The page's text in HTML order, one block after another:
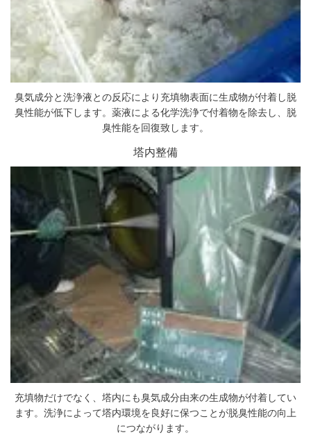
臭気成分と洗浄液との反応により充填物表面に生成物が付着し脱
臭性能が低下します。薬液による化学洗浄で付着物を除去し、脱
臭性能を回復致します。
塔内整備
充填物だけでなく、塔内にも臭気成分由来の生成物が付着してい
ます。洗浄によって塔内環境を良好に保つことが脱臭性能の向上
につながります。